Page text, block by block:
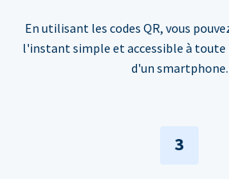
En utilisant les codes QR, vous
l'instant simple et accessible à toute
d'un smartphone.
3